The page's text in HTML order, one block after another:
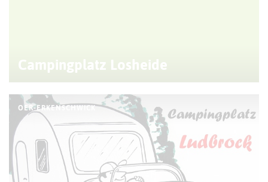
Campingplatz Losheide
OER-ERKENSCHWICK